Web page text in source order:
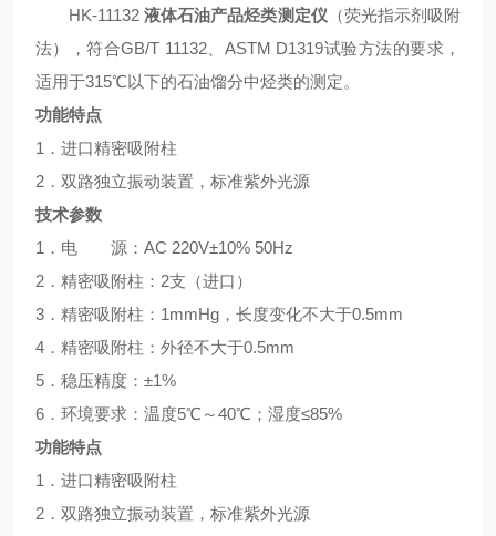
HK-11132液体石油产品烃类测定仪 （荧光指示剂吸附
法），符合GB/T 11132、ASTM D1319试验方法的要求，
适用于315℃以下的石油馏分中烃类的测定。
功能特点
1．进口精密吸附柱
2．双路独立振动装置，标准紫外光源
技术参数
1．电 源：AC 220V±10% 50Hz
2．精密吸附柱：2支（进口）
3．精密吸附柱：1mmHg，长度变化不大于0.5mm
4．精密吸附柱：外径不大于0.5mm
5．稳压精度：±1%
6．环境要求：温度5℃～40℃；湿度≤85%
功能特点
1．进口精密吸附柱
2．双路独立振动装置，标准紫外光源